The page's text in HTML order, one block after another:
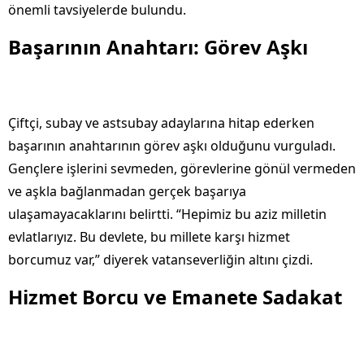
önemli tavsiyelerde bulundu.
Başarının Anahtarı: Görev Aşkı
Çiftçi, subay ve astsubay adaylarına hitap ederken
başarının anahtarının görev aşkı olduğunu vurguladı.
Gençlere işlerini sevmeden, görevlerine gönül vermeden
ve aşkla bağlanmadan gerçek başarıya
ulaşamayacaklarını belirtti. “Hepimiz bu aziz milletin
evlatlarıyız. Bu devlete, bu millete karşı hizmet
borcumuz var,” diyerek vatanseverliğin altını çizdi.
Hizmet Borcu ve Emanete Sadakat